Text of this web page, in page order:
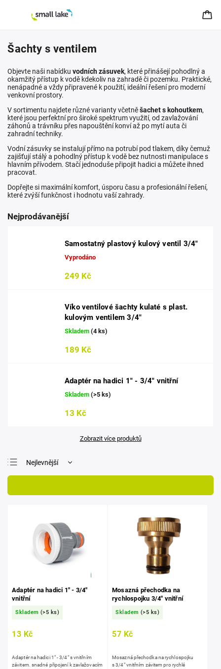
Šachty s ventilem
Objevte naši nabídku vodních zásuvek, které přinášejí pohodlný a
okamžitý přístup k vodě kdekoliv na zahradě či pozemku. Praktické,
nenápadné a vždy připravené k použití, ideální řešení pro moderní
venkovní prostory.
V sortimentu najdete různé varianty včetněšachet s kohoutkem,
které jsou perfektní pro široké spektrum využití, od zavlažování
záhonů a trávníku přes napouštění konví až po mytí auta či
zahradní techniky.
Vodní zásuvky se instalují přímo na potrubí pod tlakem, díky čemuž
zajišťují stálý a pohodlný přístup k vodě bez nutnosti manipulace s
hlavním přívodem. Stačí jednoduše připojit hadici a můžete ihned
pracovat.
Dopřejte si maximální komfort, úsporu času a profesionální řešení,
které zvýší funkčnost i hodnotu vaší zahrady.
Nejprodávanější
Samostatný plastový kulový ventil 3/4"
Vyprodáno
249 Kč
Víko ventilové šachty kulaté s plast.
kulovým ventilem 3/4"
Skladem (4 ks)
189 Kč
Adaptér na hadici 1" - 3/4" vnitřní
Skladem (>5 ks)
13 Kč
Zobrazit více produktů
Nejlevnější
Nejprodávanější
Adaptér na hadici 1" - 3/4"
vnitřní
Skladem (>5 ks)
13 Kč
Adaptér na hadici 1" - 3/4" s vnitřním
závitem. snadné připojení k zavlažovacím
Mosazná přechodka na
rychlospojku 3/4" vnitřní
Skladem (>5 ks)
57 Kč
Mosazná přechodka na rychlospojku
s 3/4" vnitřním závitem pro rychlé